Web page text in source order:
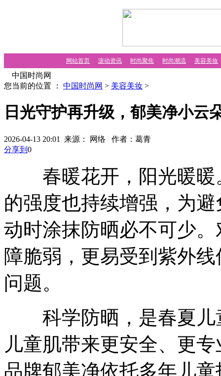
网站首页 滚动资讯 时尚聚焦 时尚潮流 美容美妆
中国时尚网
您当前的位置 ： 中国时尚网 > 美容美妆 >
日光守护再升级，郁美净小云
2026-04-13 20:01 来源： 网络 作者：葛青
分享到 0
春暖花开，阳光暖暖
的强度也持续增强，为
动时涂抹防晒必不可少
障脆弱，更易受到紫外
问题。
科学防晒，是春夏儿
儿童肌带来更安全、更
品牌郁美净依托多年儿